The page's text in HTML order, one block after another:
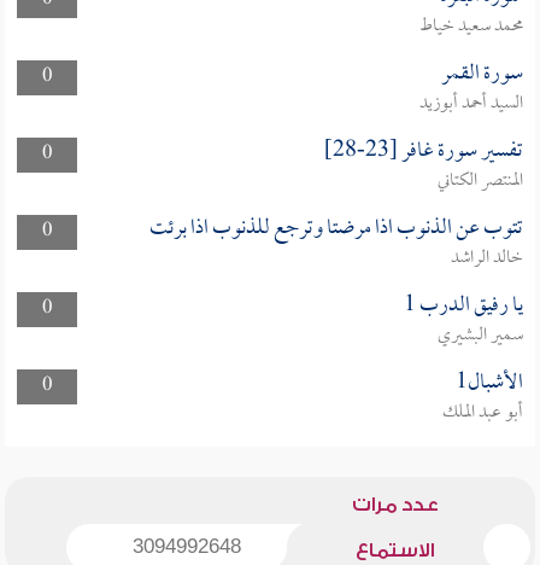
محمد سعيد خياط
0
سورة القمر
السيد أحمد أبوزيد
0
تفسير سورة غافر [23-28]
المنتصر الكتاني
0
تتوب عن الذنوب اذا مرضتا وترجع للذنوب اذا برئت
خالد الراشد
0
يا رفيق الدرب 1
سمير البشيري
0
الأشبال1
أبو عبد الملك
عدد مرات
الاستماع 3094992648